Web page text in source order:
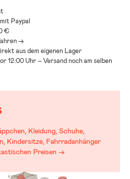
Paypal
€
->
aus dem eigenen Lager
12:00 Uhr – Versand noch am selben
Kleidung, Schuhe,
Kindersitze, Fahrradanhänger
Preisen →